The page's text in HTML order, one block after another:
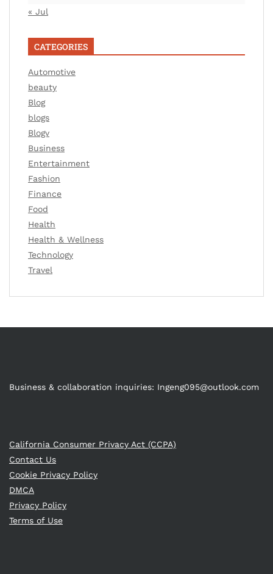
« Jul
CATEGORIES
Automotive
beauty
Blog
blogs
Blogv
Business
Entertainment
Fashion
Finance
Food
Health
Health & Wellness
Technology
Travel
Business & collaboration inquiries: Ingeng095@outlook.com
California Consumer Privacy Act (CCPA)
Contact Us
Cookie Privacy Policy
DMCA
Privacy Policy
Terms of Use